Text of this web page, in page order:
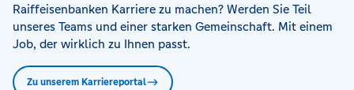
Raiffeisenbanken Karriere zu machen? Werden Sie Teil
unseres Teams und einer starken Gemeinschaft. Mit einem
Job, der wirklich zu Ihnen passt.
Zu unserem Karriereportal